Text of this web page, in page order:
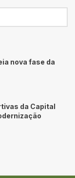
nova fase da
da Capital